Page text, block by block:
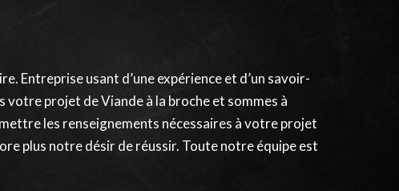
Entreprise usant d’une expérience et d’un savoir-
projet de Viande à la broche et sommes à
les renseignements nécessaires à votre projet
plus notre désir de réussir. Toute notre équipe est